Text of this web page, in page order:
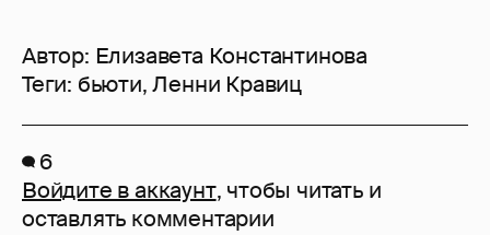
Автор: Елизавета Константинова
Теги: бьюти,Ленни Кравиц
6
Войдите в аккаунт, чтобы читать и
оставлять комментарии